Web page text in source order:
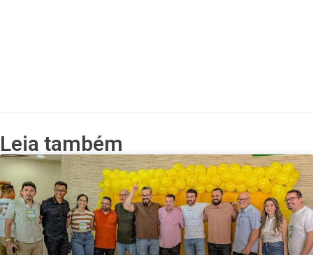
Leia também